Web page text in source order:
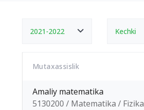
2021-2022 Kechki
Mutaxassislik
Amaliy matematika
5130200 / Matematika / Fizika